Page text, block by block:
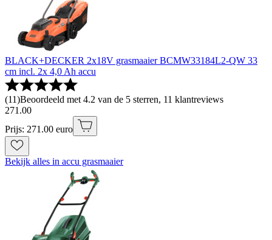
BLACK+DECKER 2x18V grasmaaier BCMW33184L2-QW 33
cm incl. 2x 4,0 Ah accu
(11)Beoordeeld met 4.2 van de 5 sterren, 11 klantreviews
271 .00
Prijs: 271.00 euro
Bekijk alles in accu grasmaaier